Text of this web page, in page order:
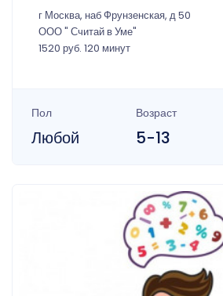
г Москва, наб Фрунзенская, д 50
ООО " Считай в Уме"
1520 руб. 120 минут
Пол
Любой
Возраст
5-13